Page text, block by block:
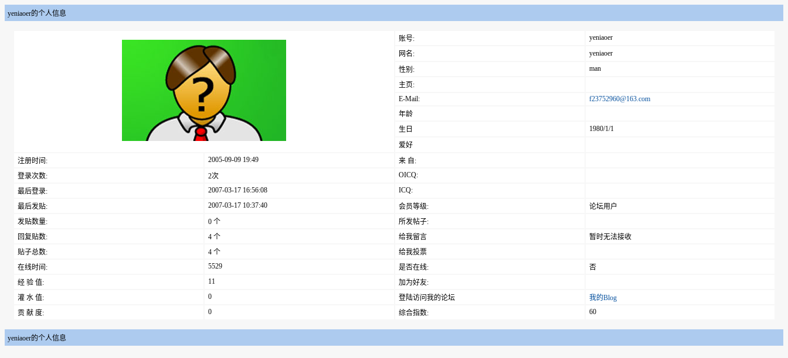
yeniaoer的个人信息
账号:
yeniaoer
网名:
yeniaoer
性别:
man
主页:
E-Mail:
f23752960@163.com
年龄
生日
1980/1/1
爱好
注册时间:
2005-09-09 19:49
来 自:
登录次数:
2次
OICQ:
最后登录:
2007-03-17 16:56:08
ICQ:
最后发贴:
2007-03-17 10:37:40 会员等级:
论坛用户
发贴数量:
0 个
所发帖子:
回复贴数:
4 个 给我留言
暂时无法接收
贴子总数:
4 个
给我投票
在线时间:
5529 是否在线:
否
经 验 值:
11
加为好友:
灌 水 值:
0 登陆访问我的论坛
我的Blog
贡 献 度:
0 综合指数: 60
yeniaoer的个人信息